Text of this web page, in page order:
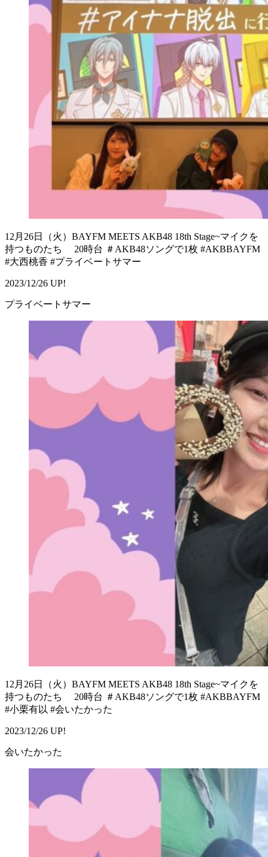
12月26日（火）BAYFM MEETS AKB48 18th Stage~マイクを
持つものたち 20時台 ＃AKB48ソングで1枚 #AKBBAYFM
#大西桃香 #プライベートサマー
2023/12/26 UP!
プライベートサマー
12月26日（火）BAYFM MEETS AKB48 18th Stage~マイクを
持つものたち 20時台 ＃AKB48ソングで1枚 #AKBBAYFM
#小栗有以 #会いたかった
2023/12/26 UP!
会いたかった